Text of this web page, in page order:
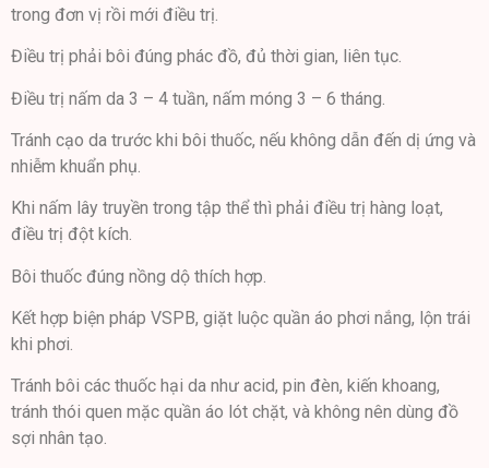
trong đơn vị rồi mới điều trị.
Điều trị phải bôi đúng phác đồ, đủ thời gian, liên tục.
Điều trị nấm da 3 – 4 tuần, nấm móng 3 – 6 tháng.
Tránh cạo da trước khi bôi thuốc, nếu không dẫn đến dị ứng và
nhiễm khuẩn phụ.
Khi nấm lây truyền trong tập thể thì phải điều trị hàng loạt,
điều trị đột kích.
Bôi thuốc đúng nồng dộ thích hợp.
Kết hợp biện pháp VSPB, giặt luộc quần áo phơi nắng, lộn trái
khi phơi.
Tránh bôi các thuốc hại da như acid, pin đèn, kiến khoang,
tránh thói quen mặc quần áo lót chặt, và không nên dùng đồ
sợi nhân tạo.